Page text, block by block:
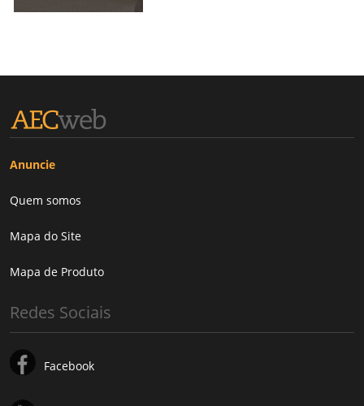
Anuncie
Quem somos
Mapa do Site
Mapa de Produto
Redes Sociais
Facebook